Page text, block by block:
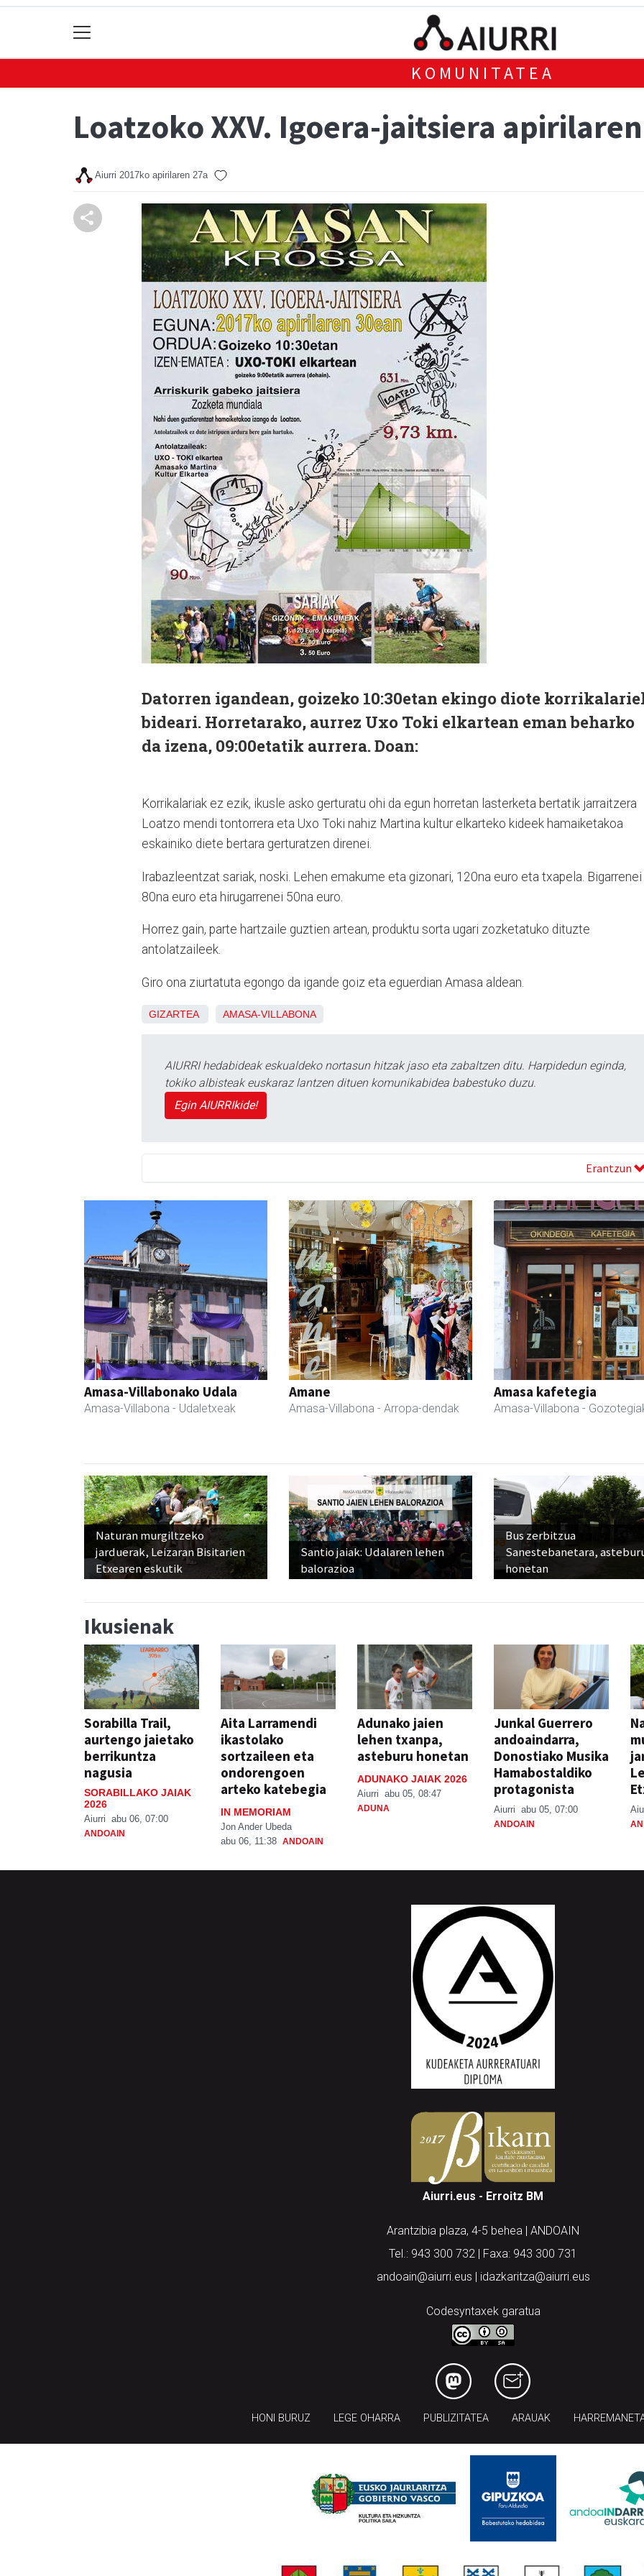
KOMUNITATEA
Loatzoko XXV. Igoera-jaitsiera
Aiurri 2017ko apirilaren 27a
Datorren igandean, goizeko 10:30etan ekingo diote
bideari. Horretarako, aurrez Uxo Toki elkartean eman beharko
da izena, 09:00etatik aurrera. Doan:
Korrikalariak ez ezik, ikusle asko gerturatu ohi da egun horretan lasterketa bertatik jarraitzera
Loatzo mendi tontorrera eta Uxo Toki nahiz Martina kultur elkarteko kideek hamaiketakoa
eskainiko diete bertara gerturatzen direnei.
Irabazleentzat sariak, noski. Lehen emakume eta gizonari, 120na euro eta txapela. Bigarrenei
80na euro eta hirugarrenei 50na euro.
Horrez gain, parte hartzaile guztien artean, produktu sorta ugari zozketatuko dituzte
antolatzaileek.
Giro ona ziurtatuta egongo da igande goiz eta eguerdian Amasa aldean.
GIZARTEA AMASA-VILLABONA
AIURRI hedabideak eskualdeko nortasun hitzak jaso eta zabaltzen ditu. Harpidedun eginda,
tokiko albisteak euskaraz lantzen dituen komunikabidea babestuko duzu.
Egin AIURRIkide!
Erantzun
Amasa-Villabonako Udala
Amasa-Villabona - Udaletxeak
Amane
Amasa-Villabona - Arropa-dendak
Amasa kafetegia
Amasa-Villabona -
Naturan murgiltzeko
jarduerak, Leizaran Bisitarien
Etxearen eskutik
Santio jaiak: Udalaren lehen
balorazioa
Bus zerbitzua
Sanestebanetara,
honetan
Ikusienak
Sorabilla Trail,
aurtengo jaietako
berrikuntza
nagusia
SORABILLAKO JAIAK
2026
Aiurri abu 06, 07:00
ANDOAIN
Aita Larramendi
ikastolako
sortzaileen eta
ondorengoen
arteko katebegia
IN MEMORIAM
Jon Ander Ubeda
abu 06, 11:38 ANDOAIN
Adunako jaien
lehen txanpa,
asteburu honetan
ADUNAKO JAIAK 2026
Aiurri abu 05, 08:47
ADUNA
Junkal Guerrero
andoaindarra,
Donostiako Musika
Hamabostaldiko
protagonista
Aiurri abu 05, 07:00
ANDOAIN
Aiurri.eus - Erroitz BM
Arantzibia plaza, 4-5 behea | ANDOAIN
Tel.: 943 300 732 | Faxa: 943 300 731
andoain@aiurri.eus | idazkaritza@aiurri.eus
Codesyntaxek garatua
HONI BURUZ LEGE OHARRA PUBLIZITATEA ARAUAK